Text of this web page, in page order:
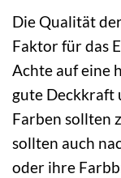
Die Qualität
Faktor für das
Achte auf eine
gute Deckkraft
Farben sollten
sollten auch
oder ihre